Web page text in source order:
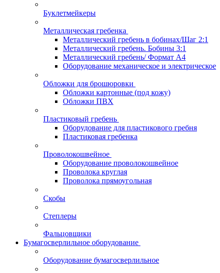
Буклетмейкеры
Металлическая гребенка
Металлический гребень в бобинах/Шаг 2:1
Металлический гребень. Бобины 3:1
Металлический гребень/ Формат А4
Оборудование механическое и электрическое
Обложки для брошюровки
Обложки картонные (под кожу)
Обложки ПВХ
Пластиковый гребень
Оборудование для пластикового гребня
Пластиковая гребенка
Проволокошвейное
Оборудование проволокошвейное
Проволока круглая
Проволока прямоугольная
Скобы
Степлеры
Фальцовщики
Бумагосверлильное оборудование
Оборудование бумагосверлильное